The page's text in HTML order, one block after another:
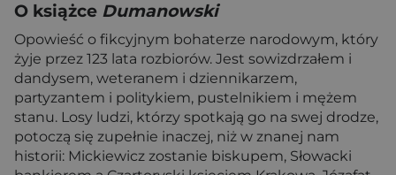
O książce Dumanowski
Opowieść o fikcyjnym bohaterze narodowym, który
żyje przez 123 lata rozbiorów. Jest sowizdrzałem i
dandysem, weteranem i dziennikarzem,
partyzantem i politykiem, pustelnikiem i mężem
stanu. Losy ludzi, którzy spotkają go na swej drodze,
potoczą się zupełnie inaczej, niż w znanej nam
historii: Mickiewicz zostanie biskupem, Słowacki